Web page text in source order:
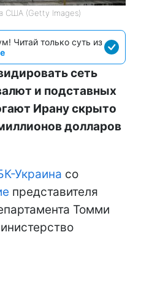
СШA (Getty Images)
Читай только суть из
сеть
и подставных
Ирану скрыто
долларов
Украина со
представителя
Томми